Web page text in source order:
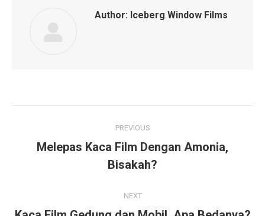
Author: Iceberg Window Films
navigation
PREVIOUS
Previous
post:
Melepas Kaca Film Dengan Amonia,
Bisakah?
NEXT